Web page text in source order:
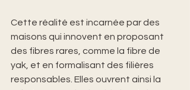
Cette réalité est incarnée par des
maisons qui innovent en proposant
des fibres rares, comme la fibre de
yak, et en formalisant des filières
responsables. Elles ouvrent ainsi la